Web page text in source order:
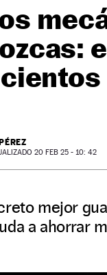
20 FEB 25 - 10: 42
mejor
a ahorrar